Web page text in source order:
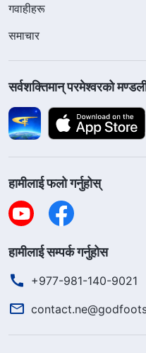
गवाहीहरू
समाचार
सर्वशक्तिमान्‌ परमेश्‍वरको
हामीलाई फलो गर्नुहोस्
हामीलाई सम्पर्क गर्नुहोस
+977-981-140-9021